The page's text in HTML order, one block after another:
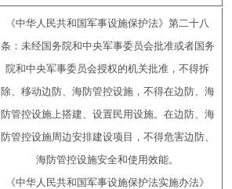
《中华人民共和国军事设施保护法》第二十八
条：未经国务院和中央军事委员会批准或者国务
院和中央军事委员会授权的机关批准，不得拆
除、移动边防、海防管控设施，不得在边防、海
防管控设施上搭建、设置民用设施。在边防、海
防管控设施周边安排建设项目，不得危害边防、
海防管控设施安全和使用效能。
《中华人民共和国军事设施保护法实施办法》